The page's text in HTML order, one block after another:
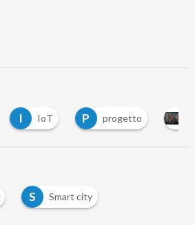
I IoT P progetto
S Smart city